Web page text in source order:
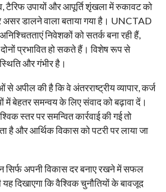
टैरिफ उपायों और आपूर्ति शृंखला में रुकावट को
असर डालने वाला बताया गया है। UNCTAD
निवेशकों को सतर्क बना रही हैं,
प्रभावित हो सकते हैं। विशेष रूप से
और गंभीर है।
अपील की है कि वे अंतरराष्ट्रीय व्यापार, कर्ज
में बेहतर समन्वय के लिए संवाद को बढ़ावा दें।
स्तर पर समन्वित कार्रवाई की गई तो
है और आर्थिक विकास को पटरी पर लाया जा
सिर्फ अपनी विकास दर बनाए रखने में सफल
यह दिखाएगा कि वैश्विक चुनौतियों के बावजूद